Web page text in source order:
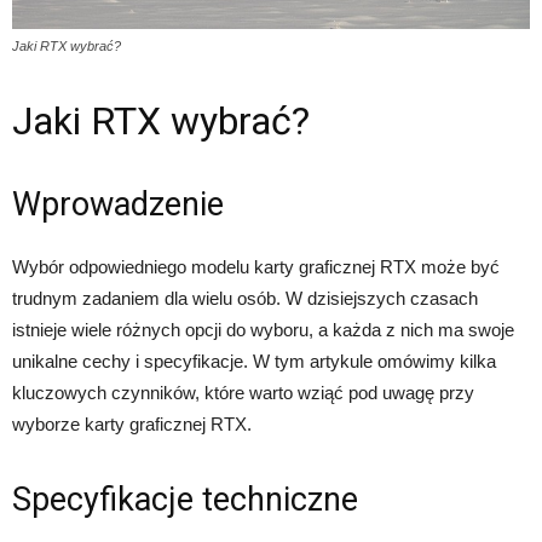
Jaki RTX wybrać?
Jaki RTX wybrać?
Wprowadzenie
Wybór odpowiedniego modelu karty graficznej RTX może być
trudnym zadaniem dla wielu osób. W dzisiejszych czasach
istnieje wiele różnych opcji do wyboru, a każda z nich ma swoje
unikalne cechy i specyfikacje. W tym artykule omówimy kilka
kluczowych czynników, które warto wziąć pod uwagę przy
wyborze karty graficznej RTX.
Specyfikacje techniczne